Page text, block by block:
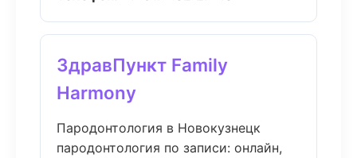
ЗдравПункт Family
Harmony
Пародонтология в Новокузнецк
пародонтология по записи: онлайн,